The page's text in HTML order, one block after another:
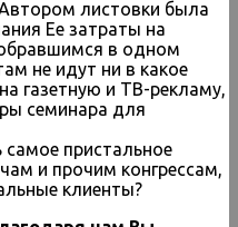
листовки была
Ее затраты на
в одном
не идут ни в какое
газетную и ТВ-рекламу,
семинара для
пристальное
и прочим конгрессам,
клиенты?